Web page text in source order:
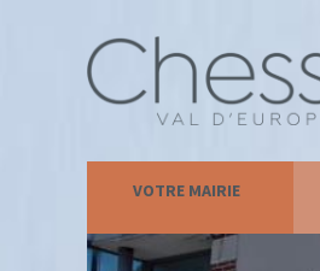
VOTRE MAIRIE